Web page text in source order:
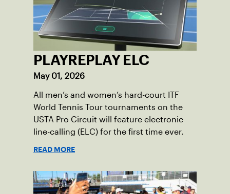
PLAYREPLAY ELC
May 01, 2026
All men’s and women’s hard-court ITF
World Tennis Tour tournaments on the
USTA Pro Circuit will feature electronic
line-calling (ELC) for the first time ever.
READ MORE